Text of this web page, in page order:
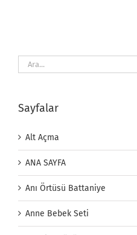
Ara:
Sayfalar
Alt Açma
ANA SAYFA
Anı Örtüsü Battaniye
Anne Bebek Seti